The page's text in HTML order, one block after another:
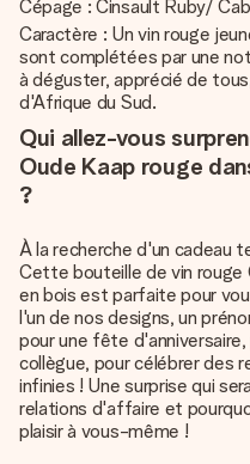
Cépage : Cinsault Ruby/
Caractère : Un vin rouge
sont complétées par une
à déguster, apprécié de
d'Afrique du Sud.
Qui allez-vous
Oude Kaap rouge
?
À la recherche d'un cadeau
Cette bouteille de vin
en bois est parfaite pour
l'un de nos designs, un
pour une fête
collègue, pour célébrer des
infinies ! Une surprise qui
relations d'affaire et
plaisir à vous-même !